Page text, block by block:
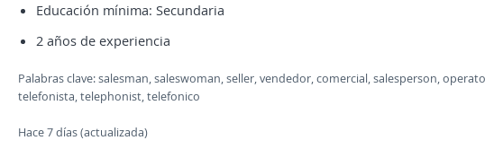
Educación mínima: Secundaria
2 años de experiencia
Palabras clave: salesman, saleswoman, seller, vendedor, comercial, salesperson,
telefonista, telephonist, telefonico
Hace 7 días (actualizada)